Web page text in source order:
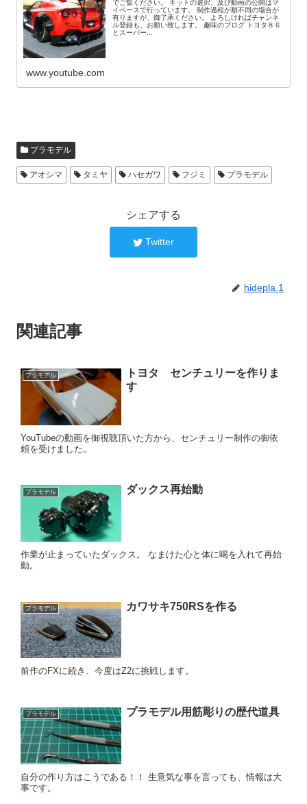
でご覧ください。 キットの選択、及び動画の公開はマ
イペースで行っています。 制作過程が順不同の場合が
有りますが、御了承ください。 よろしければチャンネ
ル登録も、お願い致します。 趣味のブログ トヨタ８６
とスーパー...
www.youtube.com
プラモデル
アオシマ タミヤ ハセガワ フジミ プラモデル
シェアする
Twitter
hidepla.1
関連記事
プラモデル
トヨタ センチュリーを作りま
す
YouTubeの動画を御視聴頂いた方から、センチュリー制作の御依
頼を受けました。
プラモデル ダックス再始動
作業が止まっていたダックス。 なまけた心と体に喝を入れて再始
動。
プラモデル カワサキ750RSを作る
前作のFXに続き、今度はZ2に挑戦します。
プラモデル プラモデル用筋彫りの歴代道具
自分の作り方はこうである！！ 生意気な事を言っても、情報は大
事です。